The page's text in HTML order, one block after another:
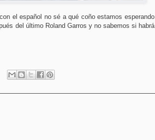
el español no sé a qué coño estamos esperando
del último Roland Garros y no sabemos si habrá